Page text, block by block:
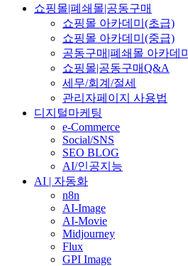
쇼핑몰|폐쇄몰|공동구매
쇼핑몰 아카데미(초급)
쇼핑몰 아카데미(중급)
공동구매|폐쇄몰 아카데미
쇼핑몰|공동구매Q&A
세무/회계/절세
관리자페이지 사용법
디지털마케팅
e-Commerce
Social/SNS
SEO BLOG
AI/인공지능
AI | 자동화
n8n
AI-Image
AI-Movie
Midjourney
Flux
GPI Image